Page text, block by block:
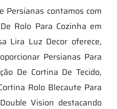
Persianas contamos com
Rolo Para Cozinha em
Lira Luz Decor oferece,
Persianas Para
De Cortina De Tecido,
Rolo Blecaute Para
Vision destacando